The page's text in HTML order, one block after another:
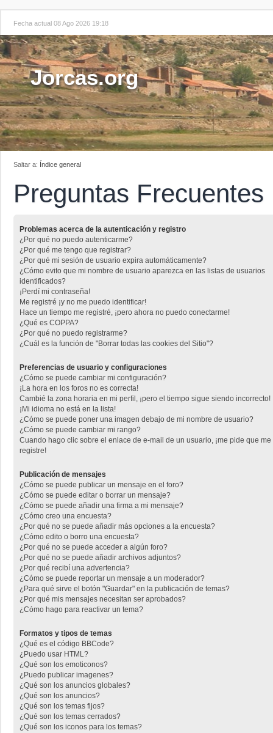
Fecha actual 08 Ago 2026 19:18
Jorcas.org
Saltar a: Índice general
Preguntas Frecuentes
Problemas acerca de la autenticación y registro
¿Por qué no puedo autenticarme?
¿Por qué me tengo que registrar?
¿Por qué mi sesión de usuario expira automáticamente?
¿Cómo evito que mi nombre de usuario aparezca en las listas de usuarios
identificados?
¡Perdí mi contraseña!
Me registré ¡y no me puedo identificar!
Hace un tiempo me registré, ¡pero ahora no puedo conectarme!
¿Qué es COPPA?
¿Por qué no puedo registrarme?
¿Cuál es la función de "Borrar todas las cookies del Sitio"?
Preferencias de usuario y configuraciones
¿Cómo se puede cambiar mi configuración?
¡La hora en los foros no es correcta!
Cambié la zona horaria en mi perfil, ¡pero el tiempo sigue siendo incorrecto!
¡Mi idioma no está en la lista!
¿Cómo se puede poner una imagen debajo de mi nombre de usuario?
¿Cómo se puede cambiar mi rango?
Cuando hago clic sobre el enlace de e-mail de un usuario, ¡me pide que me
registre!
Publicación de mensajes
¿Cómo se puede publicar un mensaje en el foro?
¿Cómo se puede editar o borrar un mensaje?
¿Cómo se puede añadir una firma a mi mensaje?
¿Cómo creo una encuesta?
¿Por qué no se puede añadir más opciones a la encuesta?
¿Cómo edito o borro una encuesta?
¿Por qué no se puede acceder a algún foro?
¿Por qué no se puede añadir archivos adjuntos?
¿Por qué recibí una advertencia?
¿Cómo se puede reportar un mensaje a un moderador?
¿Para qué sirve el botón "Guardar" en la publicación de temas?
¿Por qué mis mensajes necesitan ser aprobados?
¿Cómo hago para reactivar un tema?
Formatos y tipos de temas
¿Qué es el código BBCode?
¿Puedo usar HTML?
¿Qué son los emoticonos?
¿Puedo publicar imagenes?
¿Qué son los anuncios globales?
¿Qué son los anuncios?
¿Qué son los temas fijos?
¿Qué son los temas cerrados?
¿Qué son los iconos para los temas?